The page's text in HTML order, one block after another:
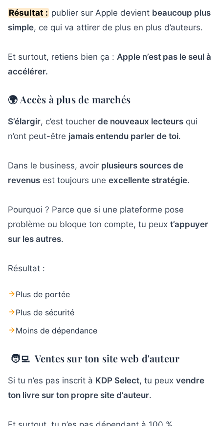
Résultat : publier sur Apple devient beaucoup plus
simple, ce qui va attirer de plus en plus d’auteurs.
Et surtout, retiens bien ça : Apple n’est pas le seul à
accélérer.
🌍 Accès à plus de marchés
S’élargir, c’est toucher de nouveaux lecteurs qui
n’ont peut-être jamais entendu parler de toi.
Dans le business, avoir plusieurs sources de
revenus est toujours une excellente stratégie.
Pourquoi ? Parce que si une plateforme pose
problème ou bloque ton compte, tu peux t’appuyer
sur les autres.
Résultat :
Plus de portée
Plus de sécurité
Moins de dépendance
🧑‍💻 Ventes sur ton site web d'auteur
Si tu n’es pas inscrit à KDP Select, tu peux vendre
ton livre sur ton propre site d’auteur.